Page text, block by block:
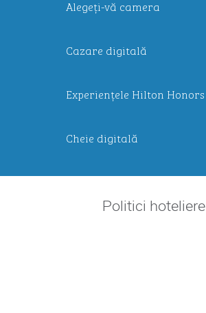
Alegeți-vă camera
Cazare digitală
Experiențele Hilton Honors
Cheie digitală
Politici hoteliere